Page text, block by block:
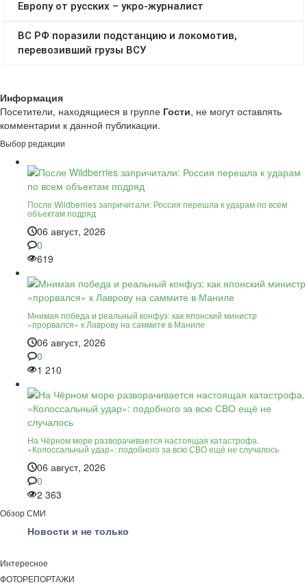
Информация
Посетители, находящиеся в группе Гости, не могут оставлять
комментарии к данной публикации.
Выбор редакции
После Wildberries запричитали: Россия перешла к ударам по всем
объектам подряд
06 август, 2026
0
619
Мнимая победа и реальный конфуз: как японский министр
«прорвался» к Лаврову на саммите в Маниле
06 август, 2026
0
1 210
На Чёрном море разворачивается настоящая катастрофа.
«Колоссальный удар»: подобного за всю СВО ещё не случалось
06 август, 2026
0
2 363
Обзор СМИ
Новости и не только
Интересное
ФОТОРЕПОРТАЖИ